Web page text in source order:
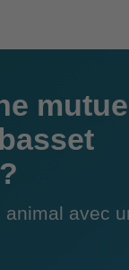
animal avec